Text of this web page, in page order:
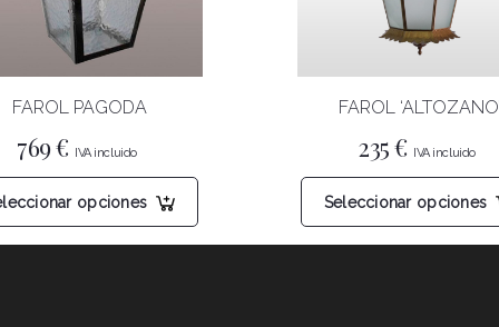
FAROL PAGODA
769€
opciones
Este
tiene
FAROL ‘ALTOZANO’
235€
Seleccionar opciones